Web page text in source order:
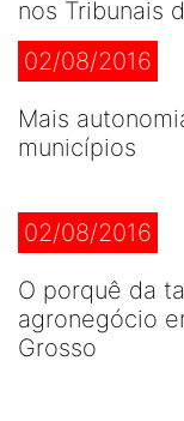
nos Tribunais
02/08/2016
Mais
municípios
02/08/2016
O porquê da
agronegócio
Grosso